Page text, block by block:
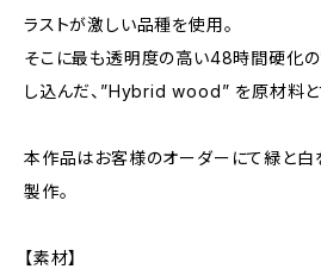
ラストが激しい品種を使用。
そこに最も透明度の高い48時間硬化の
し込んだ、”Hybrid wood” を原材料と
本作品はお客様のオーダーにて緑と白
製作。
【素材】